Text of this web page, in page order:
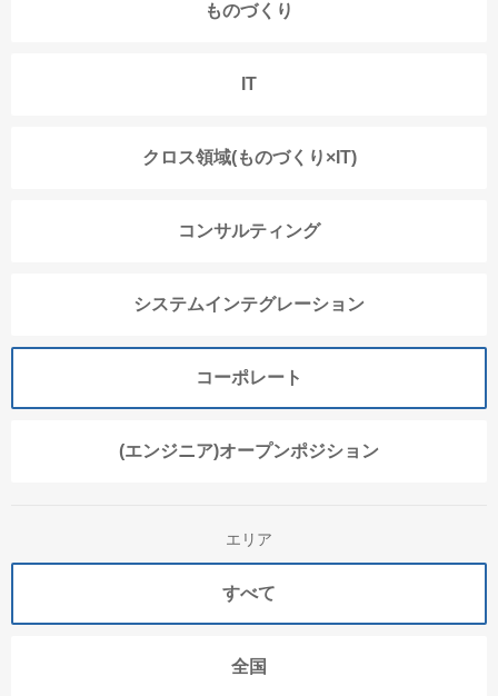
ものづくり
IT
クロス領域(ものづくり×IT)
コンサルティング
システムインテグレーション
コーポレート
(エンジニア)オープンポジション
エリア
すべて
全国